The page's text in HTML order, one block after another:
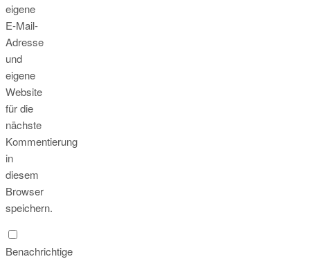
eigene
E-Mail-
Adresse
und
eigene
Website
für die
nächste
Kommentierung
in
diesem
Browser
speichern.
Benachrichtige